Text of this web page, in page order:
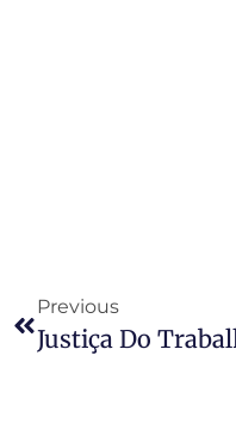
Previous